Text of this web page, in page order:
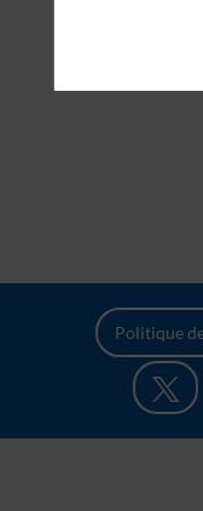
Politique